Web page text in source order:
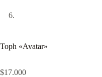
Toph «Avatar»
$17.000